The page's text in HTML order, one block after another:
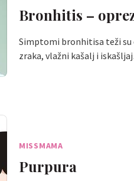
Bronhitis –
Simptomi bronhitisa teži su
zraka, vlažni kašalj i
MISSMAMA
Purpura